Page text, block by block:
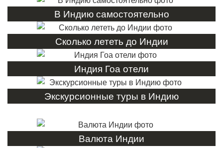
В Индию самостоятельно
Сколько лететь до Индии
Индия Гоа отели
Экскурсионные туры в Индию
Валюта Индии